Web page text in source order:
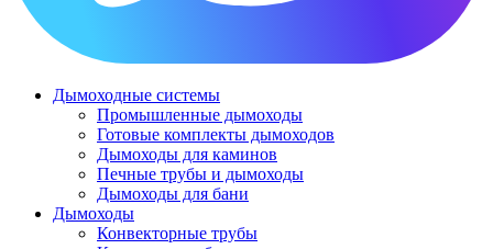
Дымоходные системы
Промышленные дымоходы
Готовые комплекты дымоходов
Дымоходы для каминов
Печные трубы и дымоходы
Дымоходы для бани
Дымоходы
Конвекторные трубы